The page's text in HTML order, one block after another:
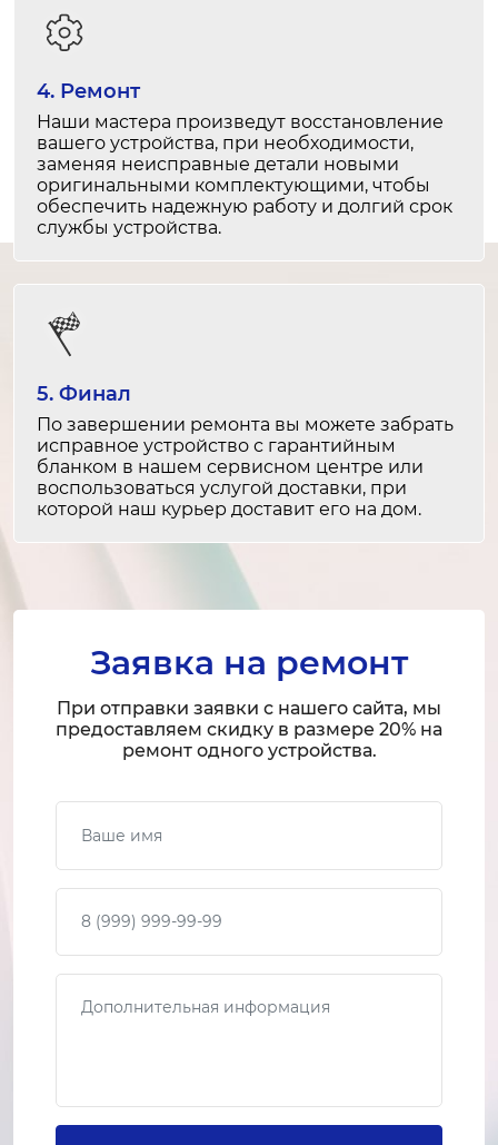
1-2 часа
Ремонт уплотнителей дверцы
30 минут
от 1 000 ₽
Замена дверцы
2-3 часа
от 2 500 ₽
Ремонт дверцы
от 1 200 ₽
Замена электронной платы управления
4-5 часов
от 4 000 ₽
Ремонт электронной платы управления
2-3 часа
Замена датчика уровня воды
1-2 часа
Ремонт датчика уровня воды
1-2 часа
Замена системы слива
2-3 часа
от 2 500 ₽
4. Ремонт
Наши мастера произведут восстановление
вашего устройства, при необходимости,
заменяя неисправные детали новыми
оригинальными комплектующими, чтобы
обеспечить надежную работу и долгий срок
службы устройства.
5. Финал
По завершении ремонта вы можете забрать
исправное устройство с гарантийным
бланком в нашем сервисном центре или
воспользоваться услугой доставки, при
которой наш курьер доставит его на дом.
Заявка на ремонт
При отправки заявки с нашего сайта, мы
предоставляем скидку в размере 20% на
ремонт одного устройства.
Ваше имя
Ваш телефон
Сообщение